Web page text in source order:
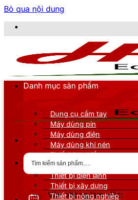
Bỏ qua nội dung
Văn phòng làm việc:
Danh mục sản phẩm
Dụng cụ cầm tay
Máy dùng pin
Máy dùng điện
Máy dùng khí nén
Thiết bị đo kiểm
Thiết bị nâng đỡ
Thiết bị điện lạnh
Thiết bị xây dựng
Thiết bị nông nghiệp